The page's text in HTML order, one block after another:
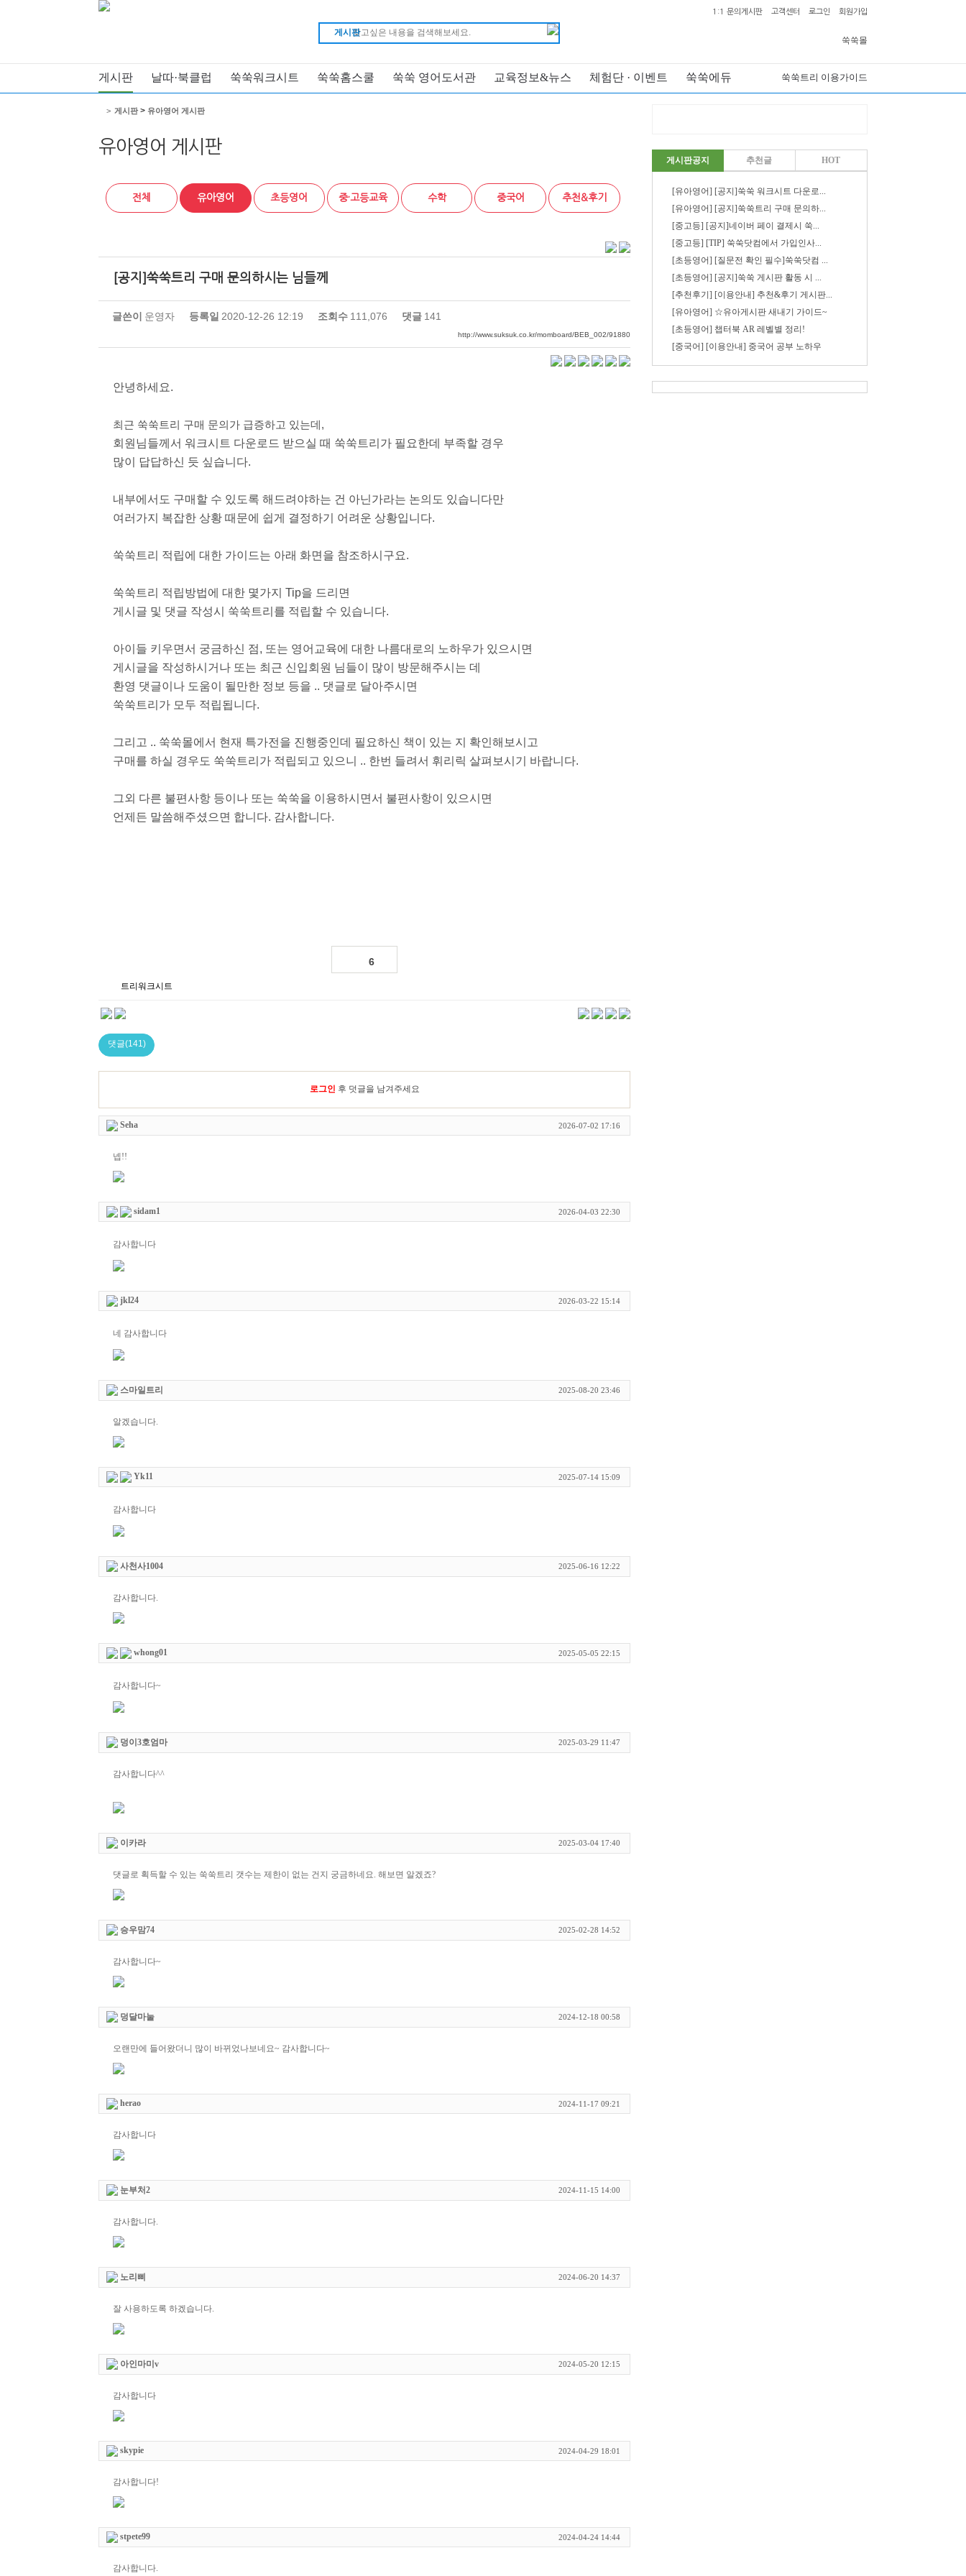
게시판
1:1 문의게시판 고객센터 로그인 회원가입
쑥쑥몰
게시판 날따·북클럽 쑥쑥워크시트 쑥쑥홈스쿨 쑥쑥 영어도서관 교육정보&뉴스 체험단 · 이벤트 쑥쑥에듀 쑥쑥트리 이용가이드
유아영어 게시판
> 게시판> 유아영어 게시판
전체 유아영어 초등영어 중·고등교육 수학 중국어 추천&후기
[공지]쑥쑥트리 구매 문의하시는 님들께
글쓴이 운영자 등록일 2020-12-26 12:19 조회수 111,076 댓글 141
http://www.suksuk.co.kr/momboard/BEB_002/91880
안녕하세요.
최근 쑥쑥트리 구매 문의가 급증하고 있는데,
회원님들께서 워크시트 다운로드 받으실 때 쑥쑥트리가 필요한데 부족할 경우
많이 답답하신 듯 싶습니다.
내부에서도 구매할 수 있도록 해드려야하는 건 아닌가라는 논의도 있습니다만
여러가지 복잡한 상황 때문에 쉽게 결정하기 어려운 상황입니다.
쑥쑥트리 적립에 대한 가이드는 아래 화면을 참조하시구요.
쑥쑥트리 적립방법에 대한 몇가지 Tip을 드리면
게시글 및 댓글 작성시 쑥쑥트리를 적립할 수 있습니다.
아이들 키우면서 궁금하신 점, 또는 영어교육에 대한 나름대로의 노하우가 있으시면
게시글을 작성하시거나 또는 최근 신입회원 님들이 많이 방문해주시는 데
환영 댓글이나 도움이 될만한 정보 등을 .. 댓글로 달아주시면
쑥쑥트리가 모두 적립됩니다.
그리고 .. 쑥쑥몰에서 현재 특가전을 진행중인데 필요하신 책이 있는 지 확인해보시고
구매를 하실 경우도 쑥쑥트리가 적립되고 있으니 .. 한번 들려서 휘리릭 살펴보시기 바랍니다.
그외 다른 불편사항 등이나 또는 쑥쑥을 이용하시면서 불편사항이 있으시면
언제든 말씀해주셨으면 합니다. 감사합니다.
6
트리워크시트
댓글(141)
로그인 후 덧글을 남겨주세요
Seha 2026-07-02 17:16
넵!!
sidam1 2026-04-03 22:30
감사합니다
jkl24 2026-03-22 15:14
네 감사합니다
스마일트리 2025-08-20 23:46
알겠습니다.
Yk11 2025-07-14 15:09
감사합니다
사천사1004 2025-06-16 12:22
감사합니다.
whong01 2025-05-05 22:15
감사합니다~
덩이3호엄마 2025-03-29 11:47
감사합니다^^
이카라 2025-03-04 17:40
댓글로 획득할 수 있는 쑥쑥트리 갯수는 제한이 없는 건지 궁금하네요. 해보면 알겠죠?
승우맘74 2025-02-28 14:52
감사합니다~
덩달마눌 2024-12-18 00:58
오랜만에 들어왔더니 많이 바뀌었나보네요~ 감사합니다~
herao 2024-11-17 09:21
감사합니다
눈부처2 2024-11-15 14:00
감사합니다.
노리삐 2024-06-20 14:37
잘 사용하도록 하겠습니다.
아인마미v 2024-05-20 12:15
감사합니다
skypie 2024-04-29 18:01
감사합니다!
stpete99 2024-04-24 14:44
감사합니다.
게시판공지 추천글 HOT
[유아영어] [공지]쑥쑥 워크시트 다운로...
[유아영어] [공지]쑥쑥트리 구매 문의하...
[중고등] [공지]네이버 페이 결제시 쑥...
[중고등] [TIP] 쑥쑥닷컴에서 가입인사...
[초등영어] [질문전 확인 필수]쑥쑥닷컴 ...
[초등영어] [공지]쑥쑥 게시판 활동 시 ...
[추천후기] [이용안내] 추천&후기 게시판...
[유아영어] ☆유아게시판 새내기 가이드~
[초등영어] 챕터북 AR 레벨별 정리!
[중국어] [이용안내] 중국어 공부 노하우